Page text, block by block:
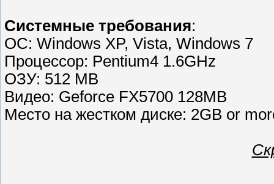
Cистемные требования:
ОС: Windows XP, Vista, Windows 7
Процессор: Pentium4 1.6GHz
ОЗУ: 512 MB
Видео: Geforce FX5700 128MB
Место на жестком диске: 2GB or